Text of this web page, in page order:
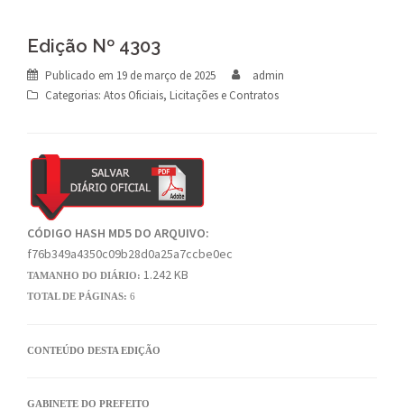
Edição Nº 4303
Publicado em 19 de março de 2025
admin
Categorias: Atos Oficiais, Licitações e Contratos
CÓDIGO HASH MD5 DO ARQUIVO:
f76b349a4350c09b28d0a25a7ccbe0ec
TAMANHO DO DIÁRIO: 1.242 KB
TOTAL DE PÁGINAS: 6
CONTEÚDO DESTA EDIÇÃO
GABINETE DO PREFEITO